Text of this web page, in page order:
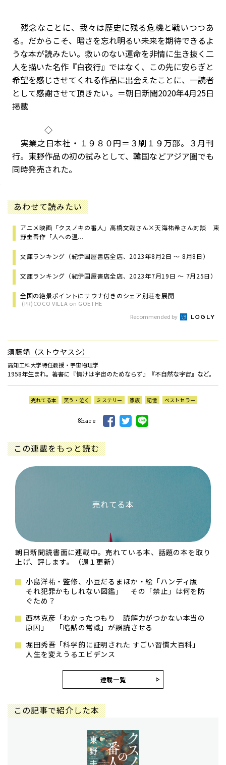
残念なことに、我々は歴史に残る危機と戦いつつあ
る。だからこそ、暗さを忘れ明るい未来を期待できるよ
うな本が読みたい。救いのない運命を非情に生き抜く二
人を描いた名作『白夜行』ではなく、この先に安らぎと
希望を感じさせてくれる作品に出会えたことに、一読者
として感謝させて頂きたい。＝朝日新聞2020年4月25日
掲載
◇
実業之日本社・１９８０円＝３刷１９万部。３月刊
行。東野作品の初の試みとして、韓国などアジア圏でも
同時発売された。
あわせて読みたい
アニメ映画「クスノキの番人」高橋文哉さん×天海祐希さん対談 東
野圭吾作「人への温...
文庫ランキング（紀伊国屋書店全店、2023年8月2日 ～ 8月8日）
文庫ランキング（紀伊国屋書店全店、2023年7月19日 ～ 7月25日）
全国の絶景ポイントにサウナ付きのシェア別荘を展開
(PR)COCO VILLA on GOETHE
Recommended by
須藤靖（ストウヤスシ）
高知工科大学特任教授・宇宙物理学
1958年生まれ。著書に『情けは宇宙のためならず』『不自然な宇宙』など。
売れてる本 笑う・泣く ミステリー 家族 記憶 ベストセラー
Share
この連載をもっと読む
売れてる本
朝日新聞読書面に連載中。売れている本、話題の本を取り
上げ、評します。（週１更新）
小島洋祐・監修、小豆だるまほか・絵「ハンディ版
それ犯罪かもしれない図鑑」 その「禁止」は何を防
ぐため？
西林克彦「わかったつもり 読解力がつかない本当の
原因」 「暗黙の常識」が誤読させる
堀田秀吾「科学的に証明された すごい習慣大百科」
人生を変えうるエビデンス
連載一覧
この記事で紹介した本